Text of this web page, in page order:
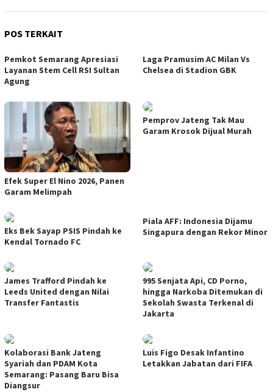
POS TERKAIT
Pemkot Semarang Apresiasi
Layanan Stem Cell RSI Sultan
Agung
Laga Pramusim AC Milan Vs
Chelsea di Stadion GBK
Efek Super El Nino 2026, Panen
Garam Melimpah
Pemprov Jateng Tak Mau
Garam Krosok Dijual Murah
Eks Bek Sayap PSIS Pindah ke
Kendal Tornado FC
Piala AFF: Indonesia Dijamu
Singapura dengan Rekor Minor
James Trafford Pindah ke
Leeds United dengan Nilai
Transfer Fantastis
995 Senjata Api, CD Porno,
hingga Narkoba Ditemukan di
Sekolah Swasta Terkenal di
Jakarta
Kolaborasi Bank Jateng
Syariah dan PDAM Kota
Semarang: Pasang Baru Bisa
Diangsur
Luis Figo Desak Infantino
Letakkan Jabatan dari FIFA